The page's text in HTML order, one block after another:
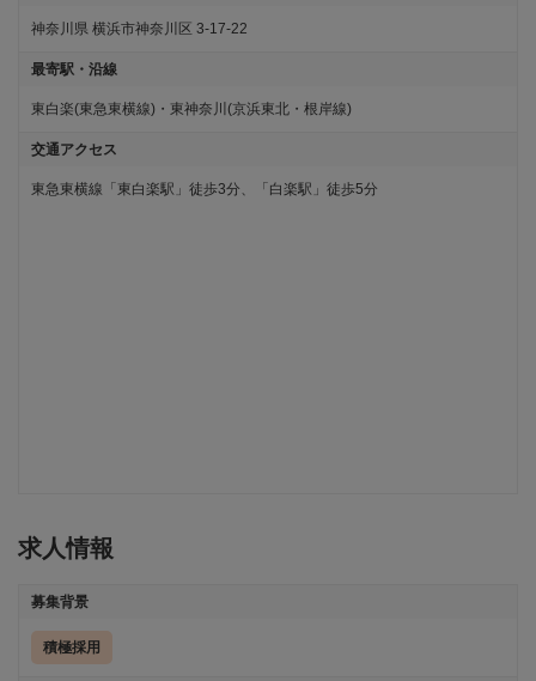
神奈川県 横浜市神奈川区 3-17-22
最寄駅・沿線
東白楽(東急東横線)・東神奈川(京浜東北・根岸線)
交通アクセス
東急東横線「東白楽駅」徒歩3分、「白楽駅」徒歩5分
求人情報
募集背景
積極採用